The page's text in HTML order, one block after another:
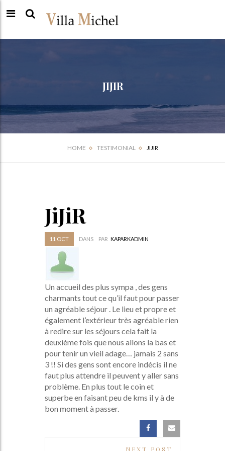
JIJIR
HOME TESTIMONIAL JIJIR
JiJiR
11 OCT DANS PAR KAPARKADMIN
Un accueil des plus sympa , des gens
charmants tout ce qu’il faut pour passer
un agréable séjour . Le lieu et propre et
également l’extérieur très agréable rien
à redire sur les séjours cela fait la
deuxième fois que nous allons la bas et
pour tenir un vieil adage… jamais 2 sans
3 !! Si des gens sont encore indécis il ne
faut plus attendre il peuvent y aller sans
problème. En plus tout le coin et
superbe en faisant peu de kms il y à de
bon moment à passer.
NEXT POST